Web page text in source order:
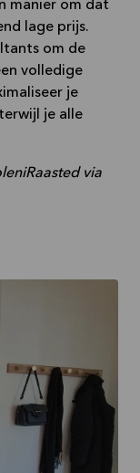
manier om dat
lage prijs.
om de
volledige
je
je alle
via